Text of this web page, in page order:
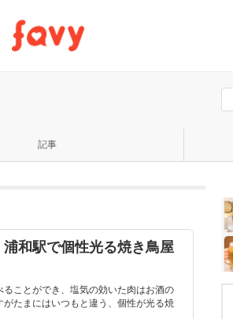
記事
和駅で個性光る焼き鳥屋
ことができ、塩気の効いた肉はお酒の
たまにはいつもと違う、個性が光る焼